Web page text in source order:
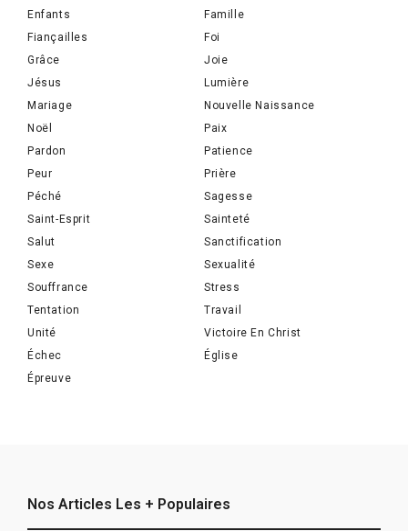
Enfants
Famille
Fiançailles
Foi
Grâce
Joie
Jésus
Lumière
Mariage
Nouvelle Naissance
Noël
Paix
Pardon
Patience
Peur
Prière
Péché
Sagesse
Saint-Esprit
Sainteté
Salut
Sanctification
Sexe
Sexualité
Souffrance
Stress
Tentation
Travail
Unité
Victoire En Christ
Échec
Église
Épreuve
Nos Articles Les + Populaires